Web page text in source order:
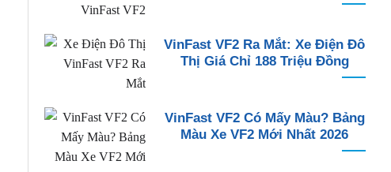
VinFast VF2 Ra Mắt: Xe Điện Đô
Thị Giá Chỉ 188 Triệu Đồng
VinFast VF2 Có Mấy Màu? Bảng
Màu Xe VF2 Mới Nhất 2026